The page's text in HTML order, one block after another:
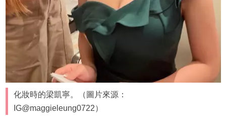
化妝時的梁凱寧。（圖片來源：
IG@maggieleung0722）